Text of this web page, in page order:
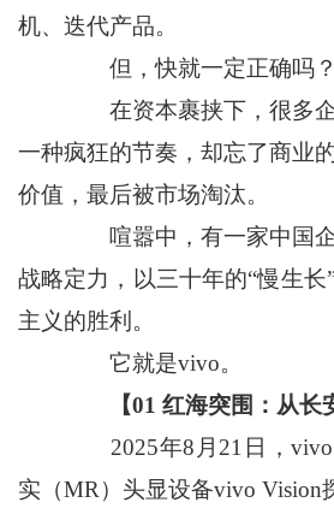
机、迭代产品。
但，快就一定正确吗？
在资本裹挟下，很多企
一种疯狂的节奏，却忘了商业
价值，最后被市场淘汰。
喧嚣中，有一家中国企
战略定力，以三十年的“慢生长
主义的胜利。
它就是vivo。
【01 红海突围：从长
2025年8月21日，vivo
实（MR）头显设备vivo Vision